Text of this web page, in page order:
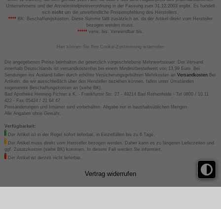
Unternehmens und der Arzneimittelpreisverordnung in der Fassung zum 31.12.2003 ergibt. Es handelt
sich nicht um die unverbindliche Preisempfehlung des Herstellers.
****BK: Beschaffungskosten. Diese Summe fällt zusätzlich an, da der Artikel direkt vom Hersteller
bezogen werden muss.
*****verw. bis: Verwendbar bis.
Hier können Sie Ihre Cookie-Zustimmung widerrufen
Die angegebenen Preise beinhalten die gesetzlich vorgeschriebene Mehrwertsteuer. Der Versand
innerhalb Deutschlands ist versandkostenfrei bei einem Mindestbestellwert von 13,99 Euro. Bei
Sendungen ins Ausland fallen durch erhöhte Versicherungsgebühren Mehrkosten an VersandkostenBei
Artikeln, die wir ausschließlich über den Hersteller beziehen können, fallen unter Umständen
sogenannte Beschaffungskosten an (siehe BK).
Bad Apotheke Henning Fichter e.K. - Frankfurter Str. 27 - 49214 Bad Rothenfelde - Tel 0800 / 10 11
422 - Fax 05424 / 21 64 47
Preisänderungen und Irrtümer sind vorbehalten. Abgabe nur in haushaltsüblichen Mengen.
Alle Angaben ohne Gewähr.
Verfügbarkeit:
Der Artikel ist in der Regel sofort lieferbar, in Einzelfällen bis zu 6 Tage.
Der Artikel muss direkt vom Hersteller bezogen werden. Daher kann es zu längeren Lieferzeiten und
ggf. Zusatzkosten (siehe BK) kommen. In diesem Fall werden Sie informiert.
Der Artikel ist derzeit nicht lieferbar.
Vertrag widerrufen